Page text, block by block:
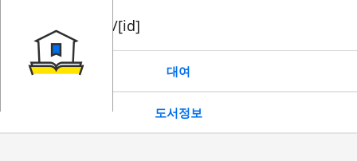
book/rent/[id]
대여
도서정보